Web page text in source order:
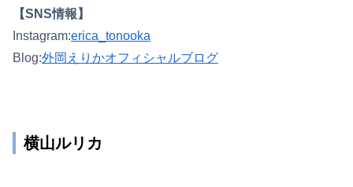
【SNS情報】
Instagram:erica_tonooka
Blog:外岡えりかオフィシャルブログ
横山ルリカ